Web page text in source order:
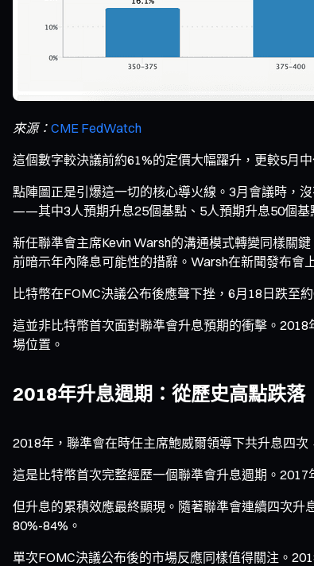
來源： CME FedWatch
這個數字較決議前約61%的定價大幅躍升，更較5月
點陣圖正是引爆這一切的核心導火線。3月會議時，
——其中3人預期升息25個基點、5人預期升息50個基
新任聯準會主席Kevin Warsh的溝通模式轉變同樣關
前暗示年內降息可能性的措辭。Warsh在新聞發布會
比特幣在FOMC決議公布後應聲下挫，6月18日跌至
這並非比特幣首次面對聯準會升息預期的衝擊。
場位置。
2018年升息週期：從歷史高點跌落
2018年，聯準會在時任主席鮑威爾領導下共升息四
這是比特幣首次完整經歷一個聯準會升息週期。
但升息的累積效應最終顯現。隨著聯準會連續四次
80%-84%。
單次FOMC決議公布後的市場反應同樣值得關注。